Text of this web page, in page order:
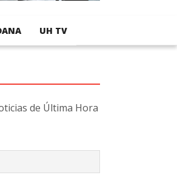
UH TV
de Última Hora